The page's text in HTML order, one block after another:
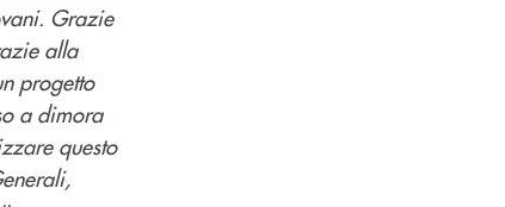
Grazie
alla
progetto
a dimora
questo